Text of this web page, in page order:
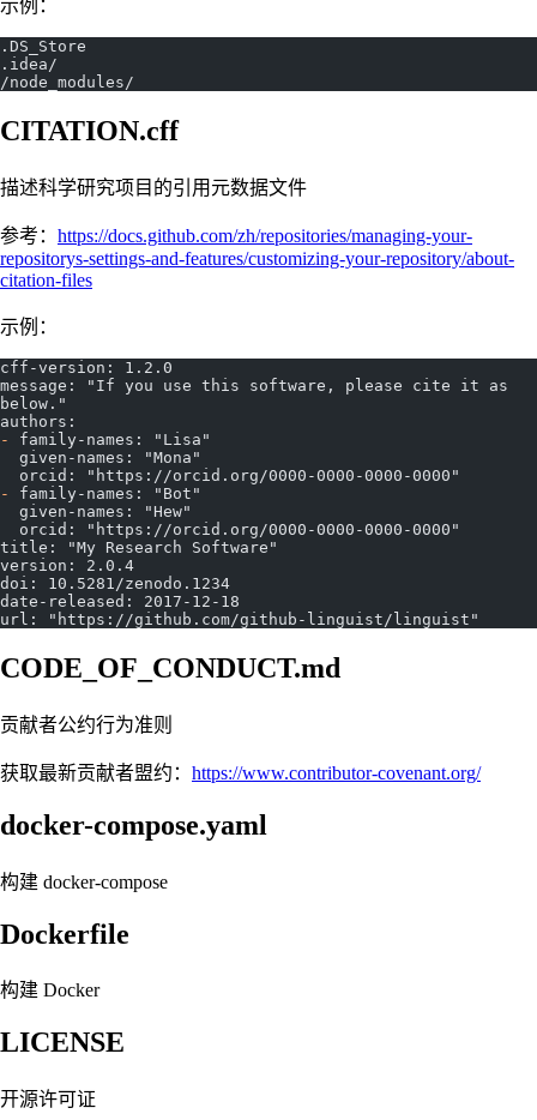
示例：
.DS_Store
.idea/
/node_modules/
CITATION.cff
描述科学研究项目的引用元数据文件
参考： https://docs.github.com/zh/repositories/managing-your-
repositorys-settings-and-features/customizing-your-repository/about-
citation-files
示例：
cff-version: 1.2.0
message: "If you use this software, please cite it as
below."
authors:
-
family-names: "Lisa"
  given-names: "Mona"
  orcid: "https://orcid.org/0000-0000-0000-0000"
-
family-names: "Bot"
  given-names: "Hew"
  orcid: "https://orcid.org/0000-0000-0000-0000"
title: "My Research Software"
version: 2.0.4
doi: 10.5281/zenodo.1234
date-released: 2017-12-18
url: "https://github.com/github-linguist/linguist"
CODE_OF_CONDUCT.md
贡献者公约行为准则
获取最新贡献者盟约： https://www.contributor-covenant.org/
docker-compose.yaml
构建 docker-compose
Dockerfile
构建 Docker
LICENSE
开源许可证